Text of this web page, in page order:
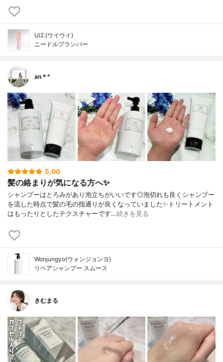
Ui2.(ウイウイ)
ニードルプランパー
an＊°
5.00
髪の絡まりが気になる方へ✨
シャンプーはとろみがあり泡立ちがいいです◎泡切れも良くシャンプー
を流した時点で髪の毛の指通りが良くなっていました✨トリートメント
はもったりとしたテクスチャーです…続きを見る
Wonjungyo(ウォンジョンヨ)
リペアシャンプー スムース
きむまる